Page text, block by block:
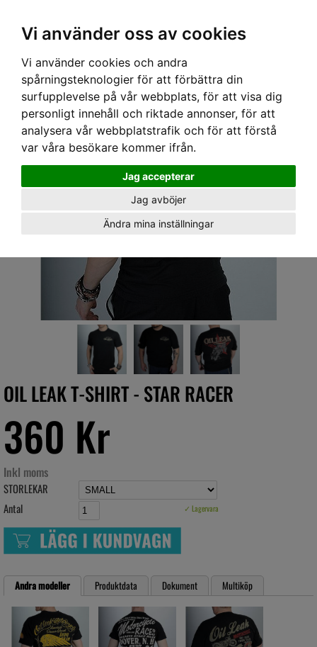
Vi använder oss av cookies
Vi använder cookies och andra
spårningsteknologier för att förbättra din
surfupplevelse på vår webbplats, för att visa dig
personligt innehåll och riktade annonser, för att
analysera vår webbplatstrafik och för att förstå
var våra besökare kommer ifrån.
Jag accepterar
Jag avböjer
Ändra mina inställningar
Hem› HERR›T-SHIRT › OIL LEAK T-SHIRT - STAR RACER
OIL LEAK T-SHIRT - STAR RACER
360 Kr
Inkl moms
STORLEKAR
Antal
✓ Lagervara
Andra modeller Produktdata Dokument Multiköp